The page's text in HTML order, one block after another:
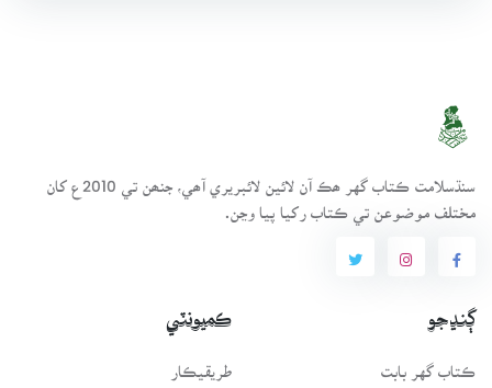
سنڌسلامت ڪتاب گهر ھڪ آن لائين لائبريري آھي، جنھن تي 2010ع کان
مختلف موضوعن تي ڪتاب رکيا پيا وڃن.
ڳنڍجو
ڪتاب گهر بابت
ڪميونٽي
طريقيڪار